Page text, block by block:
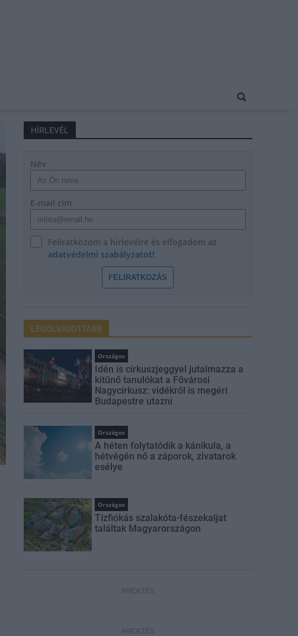
HÍRLEVÉL
Név
E-mail cím
Feliratkozom a hírlevélre és elfogadom az
adatvédelmi szabályzatot!
FELIRATKOZÁS
LEGOLVASOTTABB
Országos
Idén is cirkuszjeggyel jutalmazza a
kitűnő tanulókat a Fővárosi
Nagycirkusz: vidékről is megéri
Budapestre utazni
Országos
A héten folytatódik a kánikula, a
hétvégén nő a záporok, zivatarok
esélye
Országos
Tízfiókás szalakóta-fészekaljat
találtak Magyarországon
HIRDETÉS
HIRDETÉS